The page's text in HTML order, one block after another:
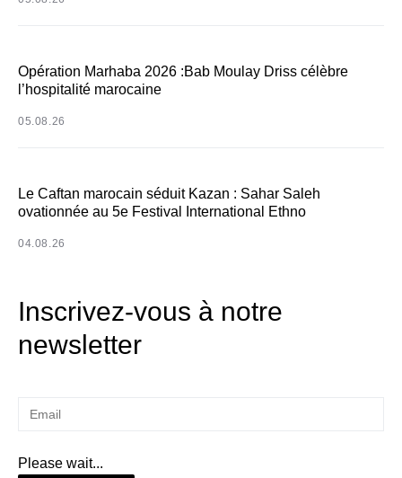
Opération Marhaba 2026 :Bab Moulay Driss célèbre
l’hospitalité marocaine
05.08.26
Le Caftan marocain séduit Kazan : Sahar Saleh
ovationnée au 5e Festival International Ethno
04.08.26
Inscrivez-vous à notre
newsletter
Please wait...